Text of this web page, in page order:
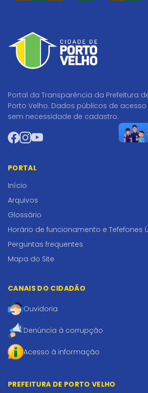
Portal da Transparência da Prefeitura
Porto Velho. Dados públicos de acesso
sem necessidade de cadastro.
Facebook
Instagram
YouTube
PORTAL
Início
Arquivos
Glossário
Horário de funcionamento e Tefefones
Perguntas frequentes
Mapa do Site
CANAIS DO CIDADÃO
Ouvidoria
Denúncia à corrupção
Acesso à informação
PREFEITURA DE PORTO VELHO